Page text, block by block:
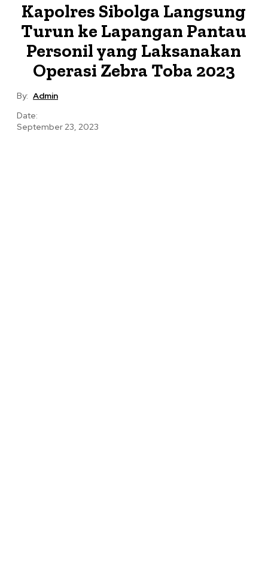
Kapolres Sibolga Langsung
Turun ke Lapangan Pantau
Personil yang Laksanakan
Operasi Zebra Toba 2023
By: Admin
Date:
September 23, 2023